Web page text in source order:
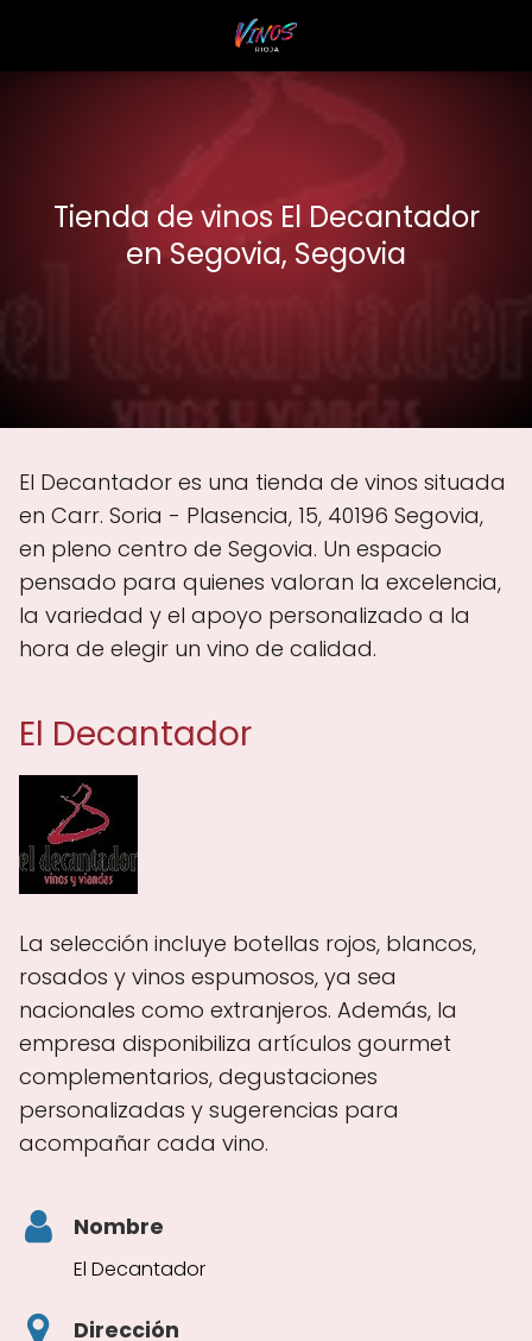
Tienda de vinos El Decantador
en Segovia, Segovia
El Decantador es una tienda de vinos situada
en Carr. Soria - Plasencia, 15, 40196 Segovia,
en pleno centro de Segovia. Un espacio
pensado para quienes valoran la excelencia,
la variedad y el apoyo personalizado a la
hora de elegir un vino de calidad.
El Decantador
La selección incluye botellas rojos, blancos,
rosados y vinos espumosos, ya sea
nacionales como extranjeros. Además, la
empresa disponibiliza artículos gourmet
complementarios, degustaciones
personalizadas y sugerencias para
acompañar cada vino.
Nombre
El Decantador
Dirección